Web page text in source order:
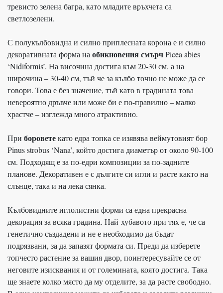
тревисто зелена багра, като младите връхчета са
светлозелени.
С полукълбовидна и силно приплесната корона е и силно
декоративната форма на обикновения смърчPicea abies
‘Nidiformis’. На височина достига към 20-30 см, а на
широчина – 30-40 см, тъй че за кълбо точно не може да се
говори. Това е без значение, тъй като в градината това
невероятно дръвче или може би е по-правилно – малко
храстче – изглежда много атрактивно.
При бороветекато едра топка се изявява веймутовият бор
Pinus strobus ‘Nana’, който достига диаметър от около 90-100
см. Подходящ е за по-едри композиции за по-задните
планове. Декоративен е с дългите си игли и расте както на
слънце, така и на лека сянка.
Кълбовидните иглолистни форми са една прекрасна
декорация за всяка градина. Най-хубавото при тях е, че са
генетично създадени и не е необходимо да бъдат
подрязвани, за да запазят формата си. Преди да изберете
топчесто растение за вашия двор, поинтересувайте се от
неговите изисквания и от големината, която достига. Така
ще знаете колко място да му отделите, за да расте свободно.